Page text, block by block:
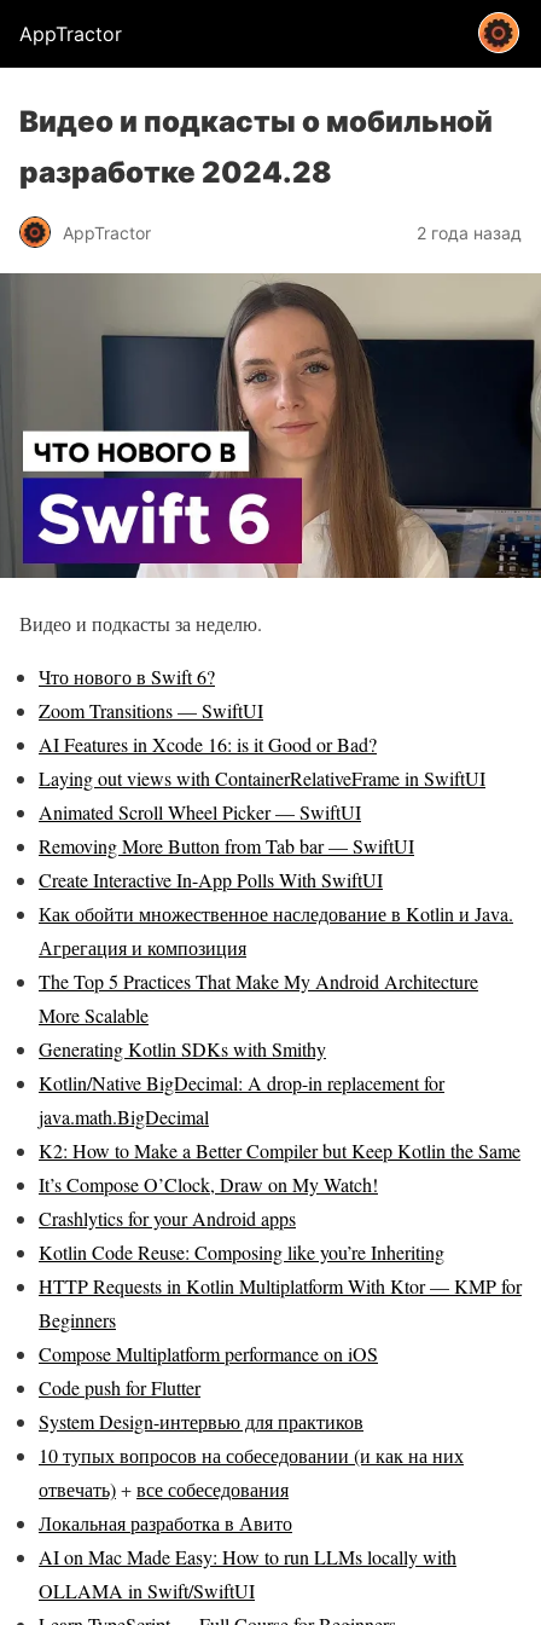
AppTractor
Видео и подкасты о мобильной
разработке 2024.28
AppTractor 2 года назад
Видео и подкасты за неделю.
Что нового в Swift 6?
Zoom Transitions — SwiftUI
AI Features in Xcode 16: is it Good or Bad?
Laying out views with ContainerRelativeFrame in SwiftUI
Animated Scroll Wheel Picker — SwiftUI
Removing More Button from Tab bar — SwiftUI
Create Interactive In-App Polls With SwiftUI
Как обойти множественное наследование в Kotlin и Java.
Агрегация и композиция
The Top 5 Practices That Make My Android Architecture
More Scalable
Generating Kotlin SDKs with Smithy
Kotlin/Native BigDecimal: A drop-in replacement for
java.math.BigDecimal
K2: How to Make a Better Compiler but Keep Kotlin the Same
It’s Compose O’Clock, Draw on My Watch!
Crashlytics for your Android apps
Kotlin Code Reuse: Composing like you’re Inheriting
HTTP Requests in Kotlin Multiplatform With Ktor — KMP for
Beginners
Compose Multiplatform performance on iOS
Code push for Flutter
System Design-интервью для практиков
10 тупых вопросов на собеседовании (и как на них
отвечать)+все собеседования
Локальная разработка в Авито
AI on Mac Made Easy: How to run LLMs locally with
OLLAMA in Swift/SwiftUI